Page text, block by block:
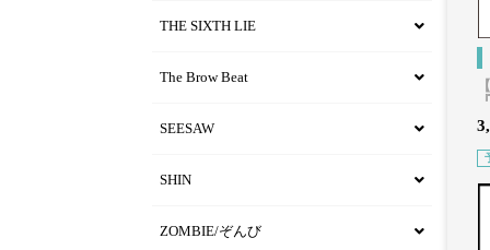
THE SIXTH LIE
The Brow Beat
SEESAW
SHIN
ZOMBIE/ぞんび